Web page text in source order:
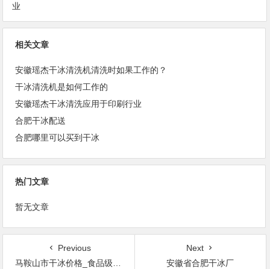
业
相关文章
安徽瑶杰干冰清洗机清洗时如果工作的？
干冰清洗机是如何工作的
安徽瑶杰干冰清洗应用于印刷行业
合肥干冰配送
合肥哪里可以买到干冰
热门文章
暂无文章
Previous
马鞍山市干冰价格_食品级干冰批发_瑶杰干冰
Next
安徽省合肥干冰厂